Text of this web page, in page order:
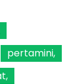
pertamini